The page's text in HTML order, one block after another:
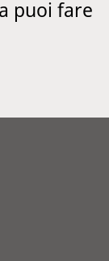
puoi fare